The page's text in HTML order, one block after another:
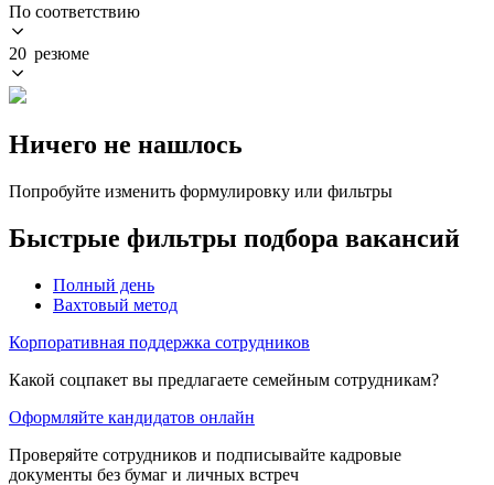
По соответствию
20 резюме
Ничего не нашлось
Попробуйте изменить формулировку или фильтры
Быстрые фильтры подбора вакансий
Полный день
Вахтовый метод
Корпоративная поддержка сотрудников
Какой соцпакет вы предлагаете семейным сотрудникам?
Оформляйте кандидатов онлайн
Проверяйте сотрудников и подписывайте кадровые
документы без бумаг и личных встреч